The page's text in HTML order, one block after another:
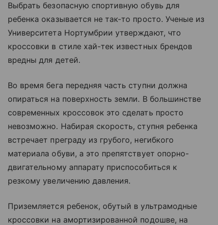
Выбрать безопасную спортивную обувь для
ребенка оказывается не так-то просто. Ученые из
Университета Нортумбрии утверждают, что
кроссовки в стиле хай-тек известных брендов
вредны для детей.
Во время бега передняя часть ступни должна
опираться на поверхность земли. В большинстве
современных кроссовок это сделать просто
невозможно. Набирая скорость, ступня ребенка
встречает преграду из грубого, негибкого
материала обуви, а это препятствует опорно-
двигательному аппарату приспособиться к
резкому увеличению давления.
Приземляется ребенок, обутый в ультрамодные
кроссовки на амортизированной подошве, на